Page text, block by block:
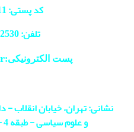
کد پستی: 1417614411
تلفن: 61112530-
پست الکترونیکی:lawmag
نشانی: تهران، خیابان انقلاب
و علوم سیاسی - طبقه 4 - دفتر مجله - اتاق 413